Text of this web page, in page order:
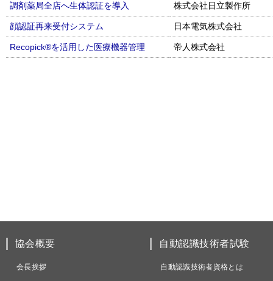
調剤薬局全店へ生体認証を導入 株式会社日立製作所
顔認証再来受付システム 日本電気株式会社
Recopick®を活用した医療機器管理 帝人株式会社
協会概要
会長挨拶
自動認識技術者試験
自動認識技術者資格とは